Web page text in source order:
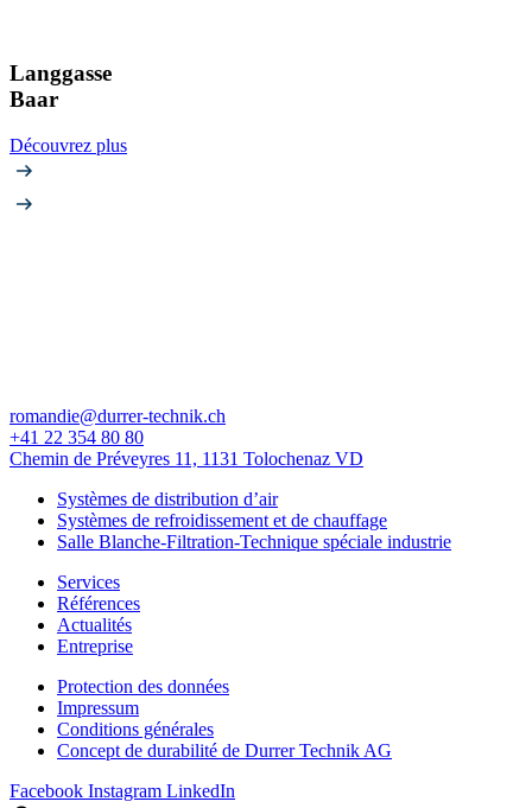
Langgasse
Baar
Découvrez plus
romandie@durrer-technik.ch
+41 22 354 80 80
Chemin de Préveyres 11, 1131 Tolochenaz VD
Systèmes de distribution d’air
Systèmes de refroidissement et de chauffage
Salle Blanche-Filtration-Technique spéciale industrie
Services
Références
Actualités
Entreprise
Protection des données
Impressum
Conditions générales
Concept de durabilité de Durrer Technik AG
Facebook Instagram LinkedIn